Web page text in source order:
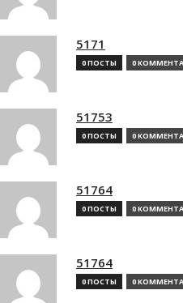
5171
0 ПОСТЫ 0
51753
0 ПОСТЫ 0
51764
0 ПОСТЫ 0
51764
0 ПОСТЫ 0